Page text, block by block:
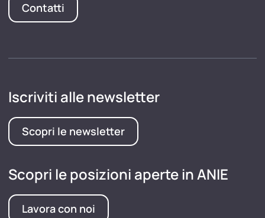
Contatti
Iscriviti alle newsletter
Scopri le newsletter
Scopri le posizioni aperte in ANIE
Lavora con noi